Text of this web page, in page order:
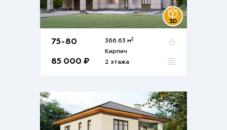
75-80
85 000 ₽
366.63 м2
Кирпич
2 этажа